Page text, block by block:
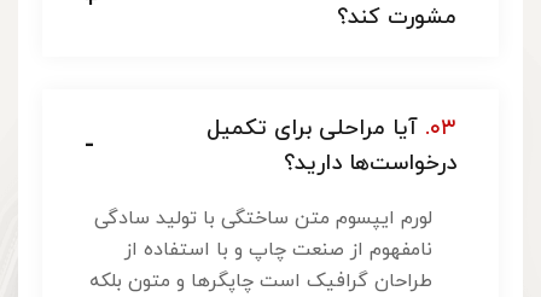
مشورت کند؟
۰۳. آیا مراحلی برای تکمیل
درخواست‌ها دارید؟
لورم ایپسوم متن ساختگی با تولید سادگی
نامفهوم از صنعت چاپ و با استفاده از
طراحان گرافیک است چاپگرها و متون بلکه